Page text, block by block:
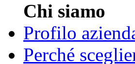
Chi siamo
Profilo
Perché